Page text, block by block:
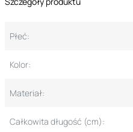
Płeć:
Kolor:
Materiał:
Całkowita długość (cm):